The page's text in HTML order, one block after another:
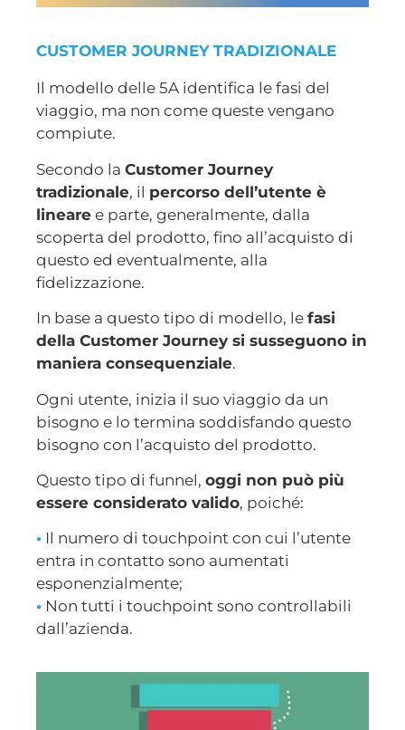
CUSTOMER JOURNEY TRADIZIONALE
Il modello delle 5A identifica le fasi del
viaggio, ma non come queste vengano
compiute.
Secondo la Customer Journey
tradizionale, il percorso dell’utente è
lineare e parte, generalmente, dalla
scoperta del prodotto, fino all’acquisto di
questo ed eventualmente, alla
fidelizzazione.
In base a questo tipo di modello, le fasi
della Customer Journey si susseguono in
maniera consequenziale.
Ogni utente, inizia il suo viaggio da un
bisogno e lo termina soddisfando questo
bisogno con l’acquisto del prodotto.
Questo tipo di funnel, oggi non può più
essere considerato valido, poiché:
• Il numero di touchpoint con cui l’utente
entra in contatto sono aumentati
esponenzialmente;
• Non tutti i touchpoint sono controllabili
dall’azienda.